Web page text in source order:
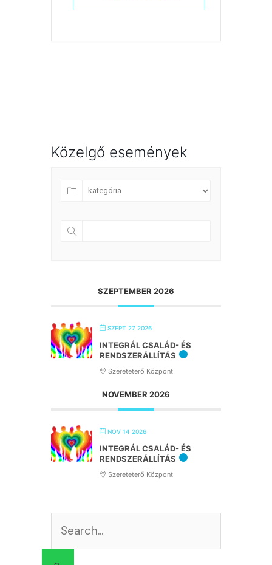
Közelgő események
SZEPTEMBER 2026
SZEPT 27 2026
INTEGRÁL CSALÁD- ÉS
RENDSZERÁLLÍTÁS
Szereteterő Központ
NOVEMBER 2026
NOV 14 2026
INTEGRÁL CSALÁD- ÉS
RENDSZERÁLLÍTÁS
Szereteterő Központ
Search
for: